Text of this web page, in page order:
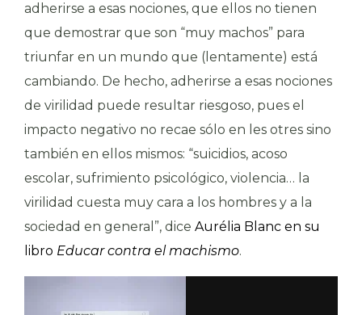
adherirse a esas nociones, que ellos no tienen
que demostrar que son “muy machos” para
triunfar en un mundo que (lentamente) está
cambiando. De hecho, adherirse a esas nociones
de virilidad puede resultar riesgoso, pues el
impacto negativo no recae sólo en les otres sino
también en ellos mismos: “suicidios, acoso
escolar, sufrimiento psicológico, violencia… la
virilidad cuesta muy cara a los hombres y a la
sociedad en general”, dice Aurélia Blanc en su
libro Educar contra el machismo.